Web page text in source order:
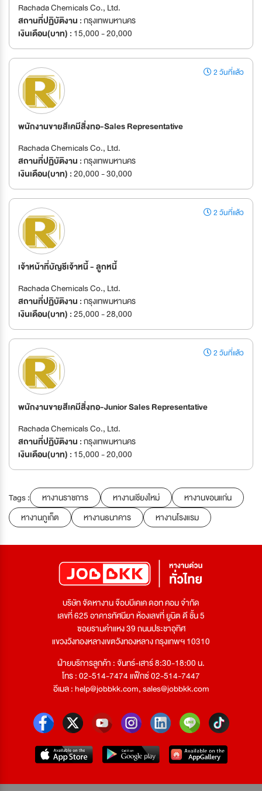
Rachada Chemicals Co., Ltd.
สถานที่ปฏิบัติงาน :กรุงเทพมหานคร
เงินเดือน(บาท) : 15,000 - 20,000
2 วันที่แล้ว
พนักงานขายสีเคมีสิ่งทอ-Sales Representative
Rachada Chemicals Co., Ltd.
สถานที่ปฏิบัติงาน :กรุงเทพมหานคร
เงินเดือน(บาท) :20,000 - 30,000
2 วันที่แล้ว
เจ้าหน้าที่บัญชีเจ้าหนี้ - ลูกหนี้
Rachada Chemicals Co., Ltd.
สถานที่ปฏิบัติงาน :กรุงเทพมหานคร
เงินเดือน(บาท) :25,000 - 28,000
2 วันที่แล้ว
พนักงานขายสีเคมีสิ่งทอ-Junior Sales Representative
Rachada Chemicals Co., Ltd.
สถานที่ปฏิบัติงาน :กรุงเทพมหานคร
เงินเดือน(บาท) : 15,000 - 20,000
Tags : หางานราชการ หางานเชียงใหม่
หางานขอนแก่น
หางานภูเก็ต
หางานธนาคาร หางานโรงแรม
บริษัท จัดหางาน จ๊อบบีเคเค ดอท คอม จำกัด
เลขที่ 625 อาคารทัศนียา ห้องเลขที่ ยูนิต ดี ชั้น 5
ซอยรามคำแหง 39 ถนนประชาอุทิศ
แขวงวังทองหลางเขตวังทองหลาง กรุงเทพฯ 10310
ฝ่ายบริการลูกค้า : จันทร์-เสาร์ 8:30-18:00 น.
โทร : 02-514-7474 แฟ็กซ์ 02-514-7447
อีเมล :help@jobbkk.com,sales@jobbkk.com